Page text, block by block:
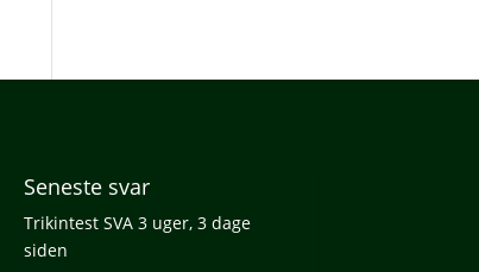
Seneste svar
Trikintest SVA 3 uger, 3 dage
siden